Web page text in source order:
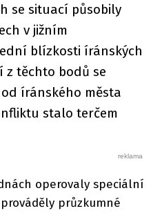
se situací působily
v jižním
blízkosti íránských
z těchto bodů se
íránského města
stalo terčem
operovaly speciální
průzkumné